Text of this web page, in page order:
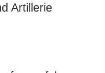
Artillerie